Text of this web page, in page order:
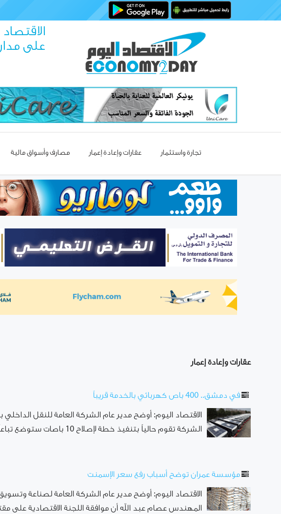
على
تجارة واستثمار عقارات وإعادة إعمار مصارف وأسواق مالية
عقارات وإعادة إعمار
في دمشق.. 400 باص كهربائي بالخدمة قريباً
الاقتصاد اليوم: أوضح مدير عام الشركة العامة للنقل
الشركة تقوم حالياً بتنفيذ خطة لإصلاح 10 باصات ستوضع تباعاً قبل نهاية العام ...
مؤسسة عمران توضح أسباب رفع سعر الإسمنت
الاقتصاد اليوم: أوضح مدير عام الشركة العامة لصناعة وتسويق
المهندس عصام عبد الله أن موافقة اللجنة الاقتصادية على